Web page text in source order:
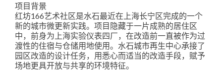
项目背景
红坊166艺术社区是水石最近在上海长宁区完成的一个
新的城市微更新实践。项目隐藏于一片成熟的居住区
中，前身为上海实验仪表四厂，在改造前一直被作为过
渡性的住宿与仓储用地使用。水石城市再生中心承接了
园区改造的设计任务，用悉心而适当的改造手段，赋予
场地更具开放与共享的环境特征。